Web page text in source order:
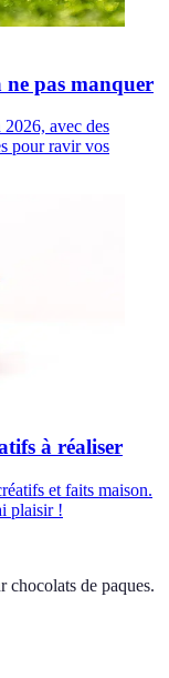
ne pas manquer
2026, avec des
pour ravir vos
à réaliser
et faits maison.
plaisir !
chocolats de paques.